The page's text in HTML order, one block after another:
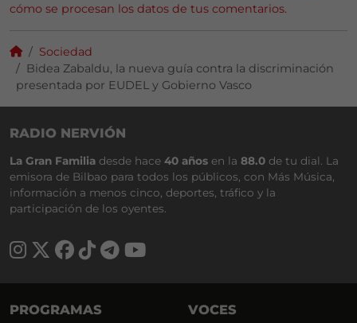
cómo se procesan los datos de tus comentarios.
Sociedad
Bidea Zabaldu, la nueva guía contra la discriminación
presentada por EUDEL y Gobierno Vasco
RADIO NERVIÓN
La Gran Familia desde hace 40 años en la 88.0 de tu dial. La
emisora de Bilbao para todos los públicos, con Más Música,
información a menos cinco, deportes, tráfico y la
participación de los oyentes.
PROGRAMAS VOCES